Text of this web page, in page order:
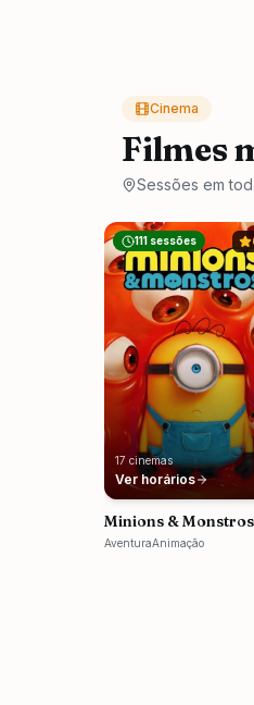
Cinema
Filmes
Sessões em
111 sessões
17 cinemas
Ver horários
Minions & Monstros
AventuraAnimação